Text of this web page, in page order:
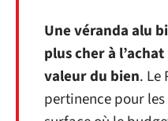
Une véranda alu
plus cher à
valeur du bien. Le
pertinence pour